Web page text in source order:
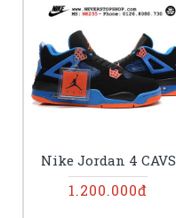
Nike Jordan 4 CAVS
1.200.000đ